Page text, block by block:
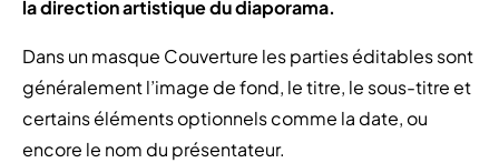
la direction artistique du diaporama.
Dans un masque Couverture les parties éditables sont
généralement l’image de fond, le titre, le sous-titre et
certains éléments optionnels comme la date, ou
encore le nom du présentateur.